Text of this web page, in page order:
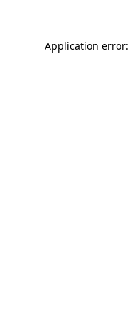
Application